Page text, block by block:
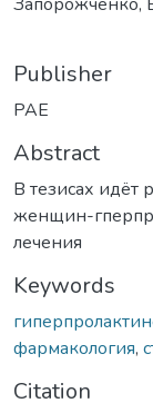
Publisher
РАЕ
Abstract
В тезисах идёт
женщин-
лечения
Keywords
фармакология,
Citation